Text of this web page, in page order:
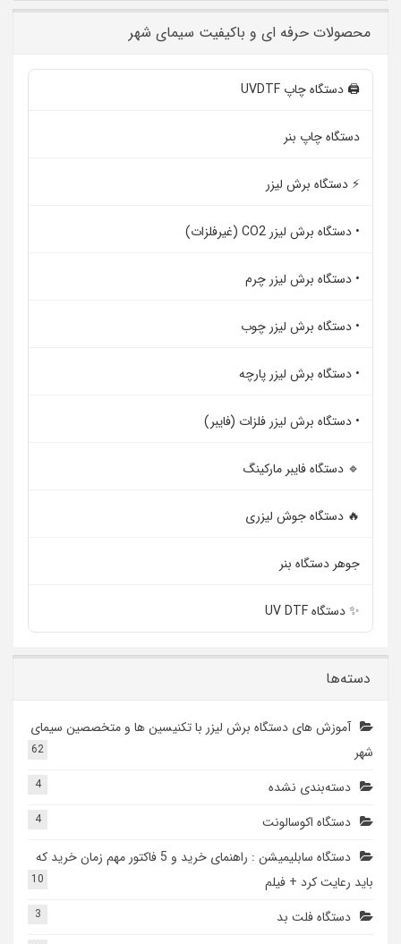
محصولات حرفه ای و باکیفیت سیمای شهر
🖨️ دستگاه چاپ UVDTF
دستگاه چاپ بنر
⚡ دستگاه برش لیزر
• دستگاه برش لیزر CO2 (غیرفلزات)
• دستگاه برش لیزر چرم
• دستگاه برش لیزر چوب
• دستگاه برش لیزر پارچه
• دستگاه برش لیزر فلزات (فایبر)
🔹 دستگاه فایبر مارکینگ
🔥 دستگاه جوش لیزری
جوهر دستگاه بنر
✨ دستگاه UV DTF
دسته‌ها
آموزش های دستگاه برش لیزر با تکنیسین ها و متخصصین سیمای
شهر
62
دسته‌بندی نشده 4
دستگاه اکوسالونت 4
دستگاه سابلیمیشن : راهنمای خرید و 5 فاکتور مهم زمان خرید که
باید رعایت کرد + فیلم
10
دستگاه فلت بد 3